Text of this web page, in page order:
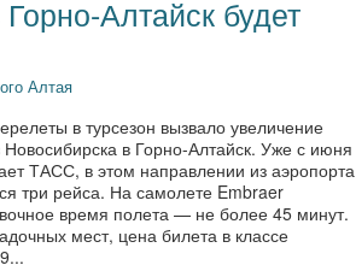
Алтайск будет
Алтая
в турсезон вызвало увеличение
в Горно-Алтайск. Уже с июня
ТАСС, в этом направлении из аэропорта
три рейса. На самолете Embraer
время полета — не более 45 минут.
мест, цена билета в классе